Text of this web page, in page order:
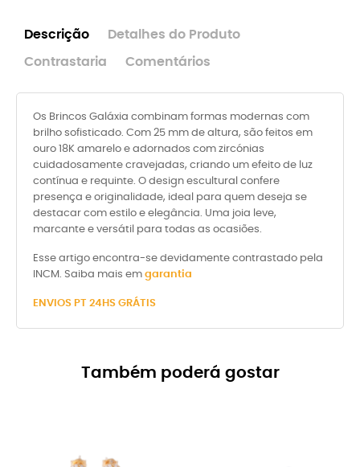
Descrição Detalhes do Produto
Contrastaria Comentários
Os Brincos Galáxia combinam formas modernas com
brilho sofisticado. Com 25 mm de altura, são feitos em
ouro 18K amarelo e adornados com zircónias
cuidadosamente cravejadas, criando um efeito de luz
contínua e requinte. O design escultural confere
presença e originalidade, ideal para quem deseja se
destacar com estilo e elegância. Uma joia leve,
marcante e versátil para todas as ocasiões.
Esse artigo encontra-se devidamente contrastado pela
INCM. Saiba mais em garantia
ENVIOS PT 24HS GRÁTIS
Também poderá gostar